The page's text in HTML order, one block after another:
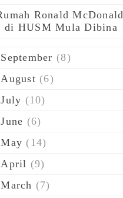
Ronald McDonald
di HUSM Mula Dibina
September (8)
August (6)
July (10)
June (6)
May (14)
April (9)
March (7)